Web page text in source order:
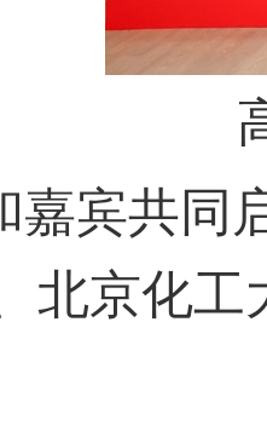
嘉宾共同
北京化